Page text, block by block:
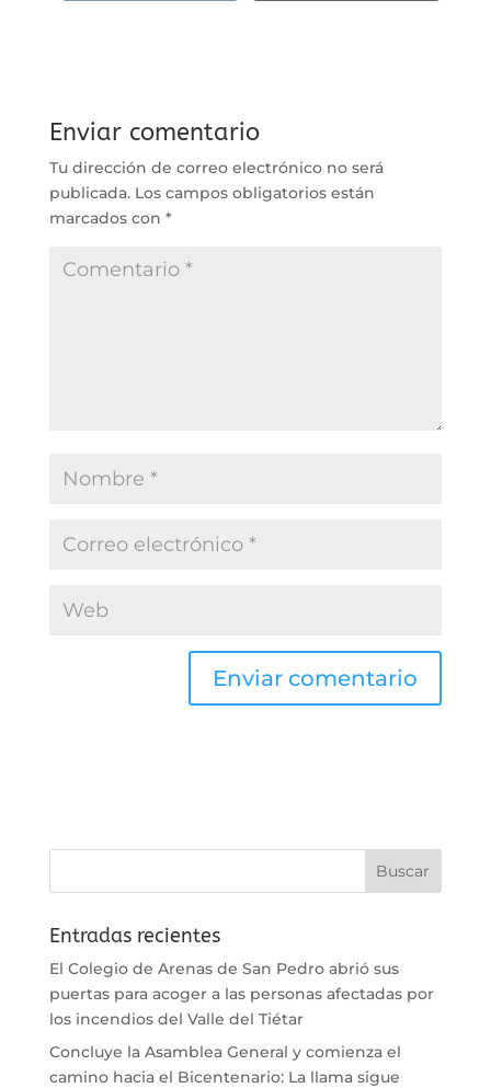
Enviar comentario
Tu dirección de correo electrónico no será
publicada. Los campos obligatorios están
marcados con *
Entradas recientes
El Colegio de Arenas de San Pedro abrió sus
puertas para acoger a las personas afectadas por
los incendios del Valle del Tiétar
Concluye la Asamblea General y comienza el
camino hacia el Bicentenario: La llama sigue